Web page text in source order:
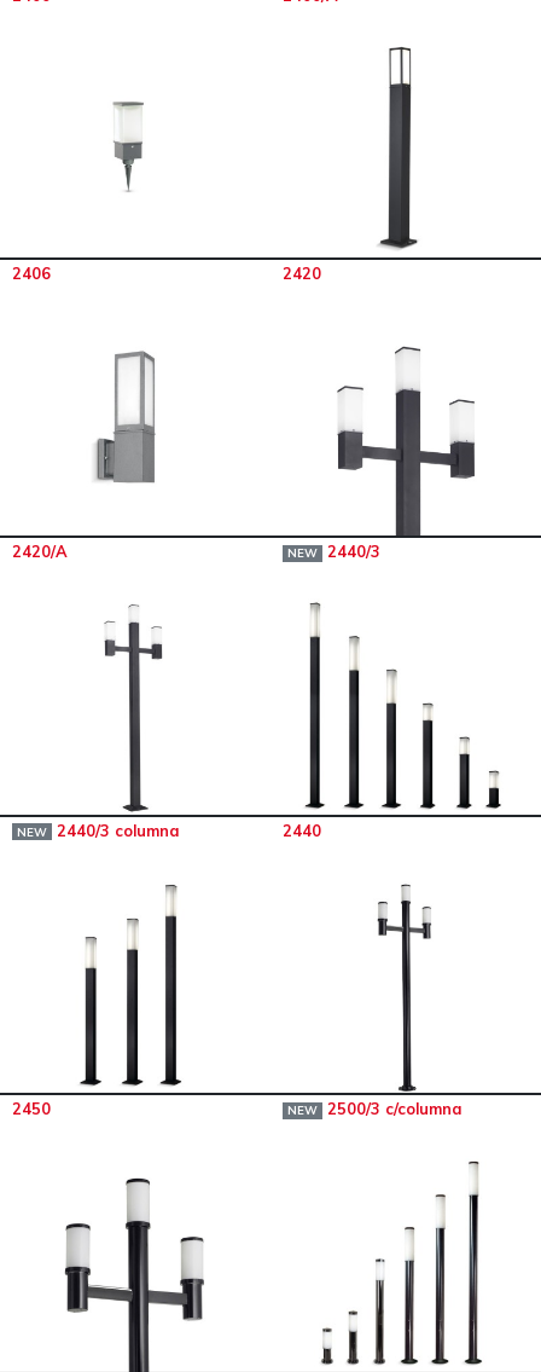
2406 2420
2420/A NEW 2440/3
NEW 2440/3 columna 2440
2450 NEW 2500/3 c/columna